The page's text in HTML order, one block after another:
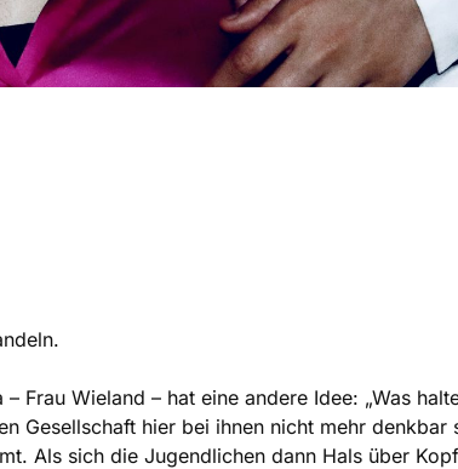
Wieland – hat eine andere Idee: „Was
Gesellschaft hier bei ihnen nicht mehr denkbar
Als sich die Jugendlichen dann Hals über